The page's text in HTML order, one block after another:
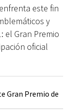
este fin
y
el Gran Premio
oficial